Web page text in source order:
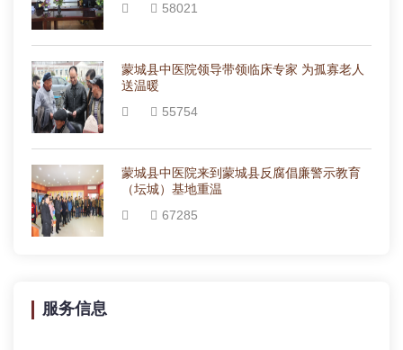
58021
蒙城县中医院领导带领临床专家 为孤寡老人
送温暖
55754
蒙城县中医院来到蒙城县反腐倡廉警示教育
（坛城）基地重温
67285
服务信息